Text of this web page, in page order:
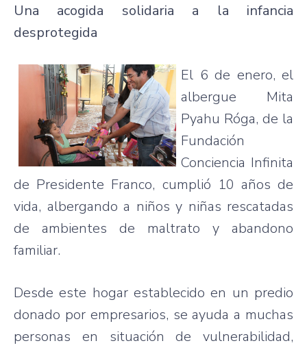
Una acogida solidaria a la infancia
desprotegida
El 6 de enero, el
albergue Mita
Pyahu Róga, de la
Fundación
Conciencia Infinita
de Presidente Franco, cumplió 10 años de
vida, albergando a niños y niñas rescatadas
de ambientes de maltrato y abandono
familiar.
Desde este hogar establecido en un predio
donado por empresarios, se ayuda a muchas
personas en situación de vulnerabilidad,